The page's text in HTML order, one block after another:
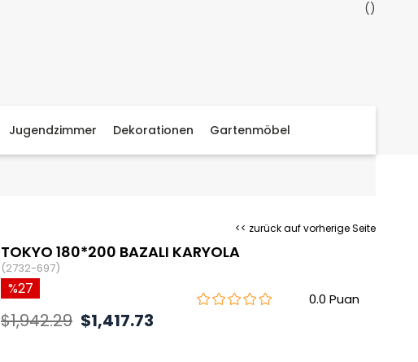
Jugendzimmer Dekorationen Gartenmöbel
<< zurück auf vorherige Seite
TOKYO 180*200 BAZALI KARYOLA
(2732-697)
0.0
27
$1,942.29 $1,417.73